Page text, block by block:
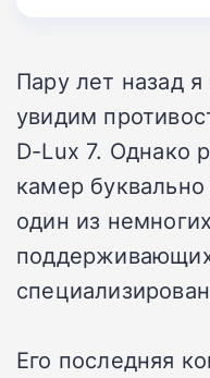
Пару лет назад
увидим
D-Lux 7. Однако
камер
один из
Его последняя